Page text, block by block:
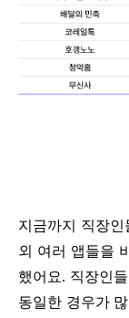
지금까지 직장
외 여러 앱들을
했어요. 직장인
동일한 경우가